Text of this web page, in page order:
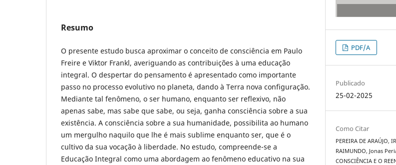
Resumo
O presente estudo busca aproximar o conceito de consciência em Paulo
Freire e Viktor Frankl, averiguando as contribuições à uma educação
integral. O despertar do pensamento é apresentado como importante
passo no processo evolutivo no planeta, dando à Terra nova configuração.
Mediante tal fenômeno, o ser humano, enquanto ser reflexivo, não
apenas sabe, mas sabe que sabe, ou seja, ganha consciência sobre a sua
existência. A consciência sobre a sua humanidade, possibilita ao humano
um mergulho naquilo que lhe é mais sublime enquanto ser, que é o
cultivo da sua vocação à liberdade. No estudo, compreende-se a
Educação Integral como uma abordagem ao fenômeno educativo na sua
PDF/A
Publicado
25-02-2025
Como Citar
PEREIRA DE ARAÚJO,
RAIMUNDO, Jonas
CONSCIÊNCIA E O